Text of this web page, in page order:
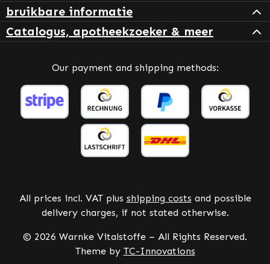
bruikbare informatie
Catalogus, apotheekzoeker & meer
Our payment and shipping methods:
All prices incl. VAT plus shipping costs and possible
delivery charges, if not stated otherwise.
© 2026 Warnke Vitalstoffe – All Rights Reserved.
Theme by TC-Innovations